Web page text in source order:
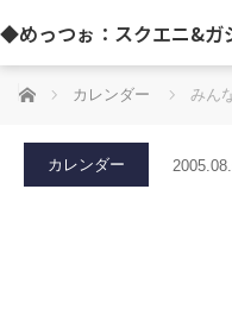
◆めっつぉ：スクエニ&ガ
ホーム カレンダー みん
カレンダー